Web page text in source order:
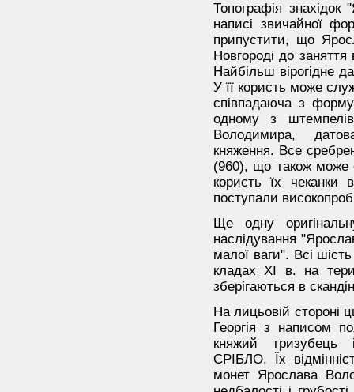
Топографія знахідок
написі звичайної
припустити, що
Новгороді до заняття
Найбільш вірогідне
У її користь може
співпадаюча з
одному з
Володимира,
княження. Все
(960), що також може
користь їх чеканки
поступали
Ще одну
наслідування
малої ваги". Всі
кладах XI в. на
зберігаються в
На лицьовій стороні
Георгія з написом
княжий
СРІБЛО. Їх
монет Ярослава